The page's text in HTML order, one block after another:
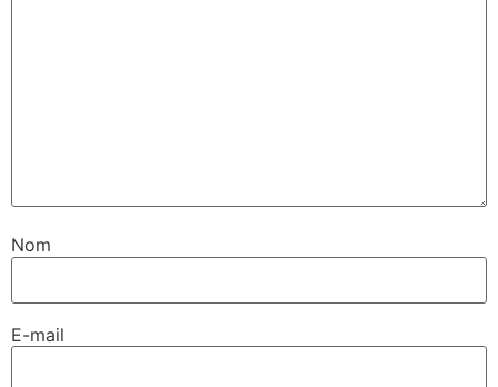
Nom
E-mail